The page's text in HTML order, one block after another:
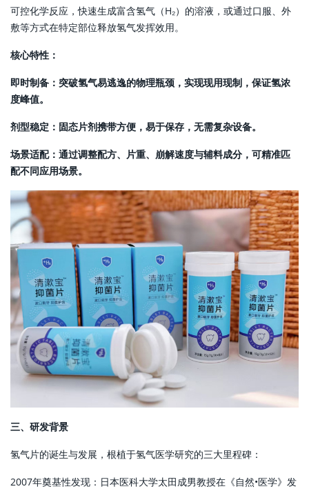
可控化学反应，快速生成富含氢气（H₂）的溶液，或通过口服、外
敷等方式在特定部位释放氢气发挥效用。
核心特性：
即时制备：突破氢气易逃逸的物理瓶颈，实现现用现制，保证氢浓
度峰值。
剂型稳定：固态片剂携带方便，易于保存，无需复杂设备。
场景适配：通过调整配方、片重、崩解速度与辅料成分，可精准匹
配不同应用场景。
三、研发背景
氢气片的诞生与发展，根植于氢气医学研究的三大里程碑：
2007年奠基性发现：日本医科大学太田成男教授在《自然•医学》发